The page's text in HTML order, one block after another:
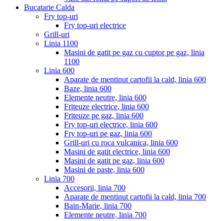
Bucatarie Calda
Fry top-uri
Fry top-uri electrice
Grill-uri
Linia 1100
Masini de gatit pe gaz cu cuptor pe gaz, linia
1100
Linia 600
Aparate de mentinut cartofii la cald, linia 600
Baze, linia 600
Elemente neutre, linia 600
Friteuze electrice, linia 600
Friteuze pe gaz, linia 600
Fry top-uri electrice, linia 600
Fry top-uri pe gaz, linia 600
Grill-uri cu roca vulcanica, linia 600
Masini de gatit electrice, linia 600
Masini de gatit pe gaz, linia 600
Masini de paste, linia 600
Linia 700
Accesorii, linia 700
Aparate de mentinut cartofii la cald, linia 700
Bain-Marie, linia 700
Elemente neutre, linia 700